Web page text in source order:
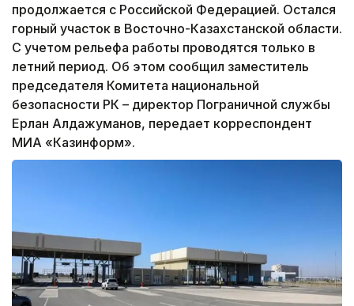
продолжается с Российской Федерацией. Остался
горный участок в Восточно-Казахстанской области.
С учетом рельефа работы проводятся только в
летний период. Об этом сообщил заместитель
председателя Комитета национальной
безопасности РК – директор Пограничной службы
Ерлан Алдажуманов, передает корреспондент
МИА «Казинформ».